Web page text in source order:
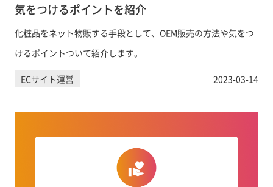
気をつけるポイントを紹介
化粧品をネット物販する手段として、OEM販売の方法や気をつ
けるポイントついて紹介します。
ECサイト運営 2023-03-14